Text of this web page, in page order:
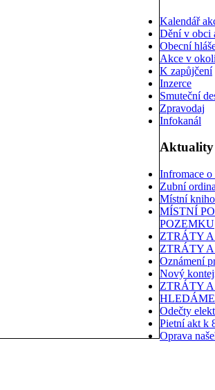
Kalendář
Dění v obci
Obecní
Akce v
K zapůjčení
Inzerce
Smuteční
Zpravodaj
Infokanál
Aktuality
Infromace
Zubní
Místní
MÍSTNÍ
POZEMKU
ZTRÁTY
ZTRÁTY
Oznámení
Nový
ZTRÁTY
Odečty
Pietní akt k
Oprava